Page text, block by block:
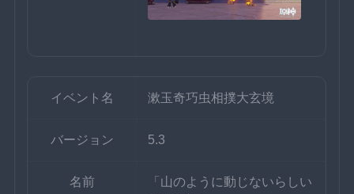
イベント名 漱玉奇巧虫相撲大玄境
バージョン 5.3
名前
「山のように動じないらしい